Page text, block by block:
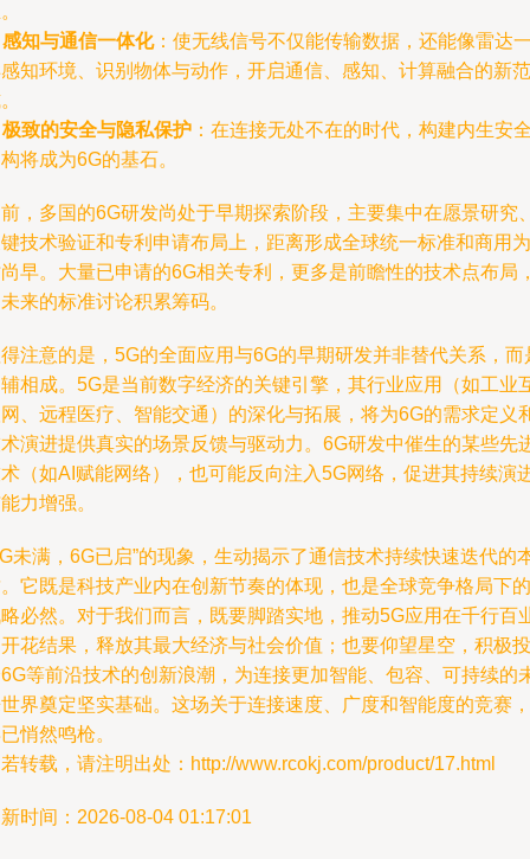
感知与通信一体化：使无线信号不仅能传输数据，还能像雷达
知环境、识别物体与动作，开启通信、感知、计算融合的新范
极致的安全与隐私保护 ：在连接无处不在的时代，构建内生安
将成为6G的基石。
，多国的6G研发尚处于早期探索阶段，主要集中在愿景研究
技术验证和专利申请布局上，距离形成全球统一标准和商用为
早。大量已申请的6G相关专利，更多是前瞻性的技术点布局
来的标准讨论积累筹码。
注意的是，5G的全面应用与6G的早期研发并非替代关系，而
相成。5G是当前数字经济的关键引擎，其行业应用（如工业
、远程医疗、智能交通）的深化与拓展，将为6G的需求定义
演进提供真实的场景反馈与驱动力。6G研发中催生的某些先
（如AI赋能网络），也可能反向注入5G网络，促进其持续演
力增强。
未满，6G已启”的现象，生动揭示了通信技术持续快速迭代的
它既是科技产业内在创新节奏的体现，也是全球竞争格局下的
必然。对于我们而言，既要脚踏实地，推动5G应用在千行百
花结果，释放其最大经济与社会价值；也要仰望星空，积极投
等前沿技术的创新浪潮，为连接更加智能、包容、可持续的
界奠定坚实基础。这场关于连接速度、广度和智能度的竞赛，
悄然鸣枪。
转载，请注明出处：http://www.rcokj.com/product/17.html
时间：2026-08-04 01:17:01